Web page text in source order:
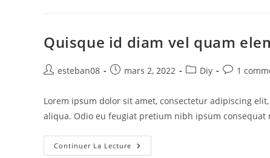
Quisque id diam vel quam
Auteur/autrice
la
publication :
esteban08
Publication
mars 2, 2022
PostDiy
la
publication
1
Lorem ipsum dolor sit amet, consectetur adipiscing
aliqua. Odio eu feugiat pretium nibh ipsum consequat
Continuer La Lecture Quisque
Id